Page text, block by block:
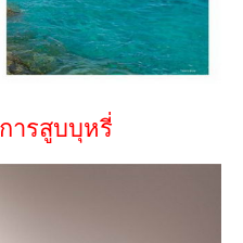
ารสูบบุหรี่